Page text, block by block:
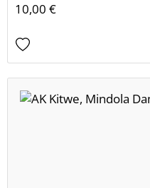
10,00 €